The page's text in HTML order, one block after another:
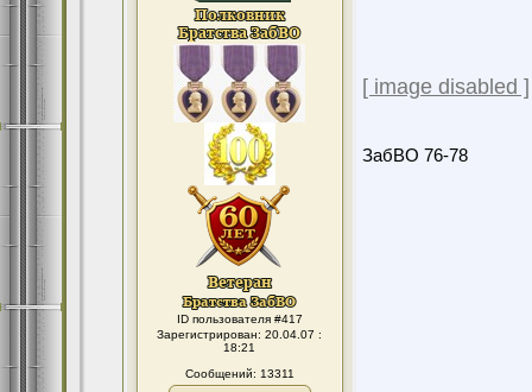
ID пользователя #417
Зарегистрирован: 20.04.07 :
18:21
Сообщений: 13311
[ image disabled ]
ЗабВО 76-78